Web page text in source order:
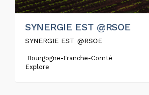
SYNERGIE EST @RSOE
SYNERGIE EST @RSOE
Bourgogne-Franche-Comté
Explore